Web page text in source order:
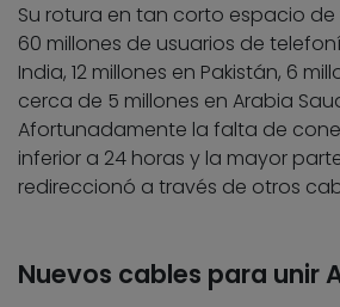
Su rotura en tan corto espacio
60 millones de usuarios de
India, 12 millones en Pakistán, 6
cerca de 5 millones en Arabia
Afortunadamente la falta de
inferior a 24 horas y la mayor
redireccionó a través de otros
Nuevos cables para unir